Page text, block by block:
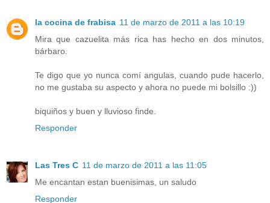
la cocina de frabisa 11 de marzo de 2011 a las 10:19
Mira que cazuelita más rica has hecho en dos minutos,
bárbaro.
Te digo que yo nunca comí angulas, cuando pude hacerlo,
no me gustaba su aspecto y ahora no puede mi bolsillo :))
biquiños y buen y lluvioso finde.
Responder
Las Tres C 11 de marzo de 2011 a las 11:05
Me encantan estan buenisimas, un saludo
Responder